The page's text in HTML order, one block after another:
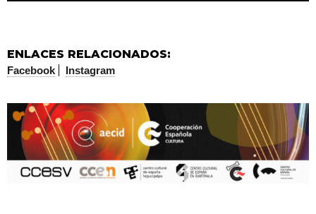
ENLACES RELACIONADOS:
Facebook Instagram